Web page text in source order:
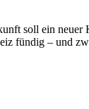
soll ein
fündig – und